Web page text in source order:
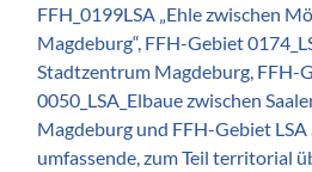
FFH_0199LSA „Ehle zwischen
Magdeburg“, FFH-Gebiet
Stadtzentrum Magdeburg, FFH-
0050_LSA_Elbaue zwischen
Magdeburg und FFH-Gebiet
umfassende, zum Teil territorial